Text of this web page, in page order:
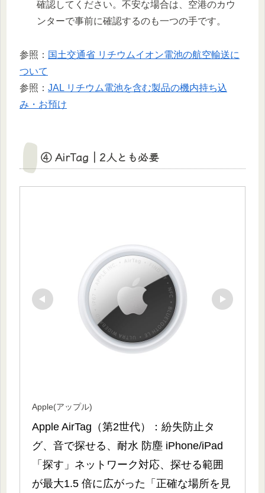
確認してください。不安な場合は、空港のカウ
ンターで事前に確認するのも一つの手です。
参照： 国土交通省 リチウムイオン電池の航空輸送に
ついて
参照： JAL リチウム電池を含む製品の機内持ち込
み・お預け
④ AirTag｜2人とも必要
Apple(アップル)
Apple AirTag（第2世代）：紛失防止タ
グ、音で探せる、耐水 防塵 iPhone/iPad
「探す」ネットワーク対応、探せる範囲
が最大1.5 倍に広がった「正確な場所を見